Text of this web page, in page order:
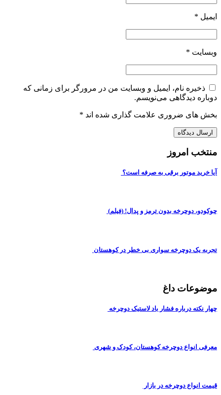
ایمیل *
وبسایت *
ذخیره نام، ایمیل و وبسایت من در مرورگر برای زمانی که
دوباره دیدگاهی می‌نویسم.
بخش های ضروری علامت گذاری شده اند *
منتخب امروز
آیا خرید موتور برقی به صرفه است؟
چوکودو، دوچرخه بدون ترمز و پدال! (فیلم)
تجربه یک دوچرخه سواری بی خطر در کوهستان
موضوعات داغ
چهار نکته درباره فشار باد لاستیک دوچرخه
معرفی انواع دوچرخه کوهستان، کودک و شهری
قیمت انواع دوچرخه در بازار